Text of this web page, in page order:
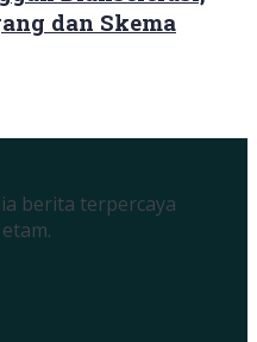
dan Skema
berita terpercaya